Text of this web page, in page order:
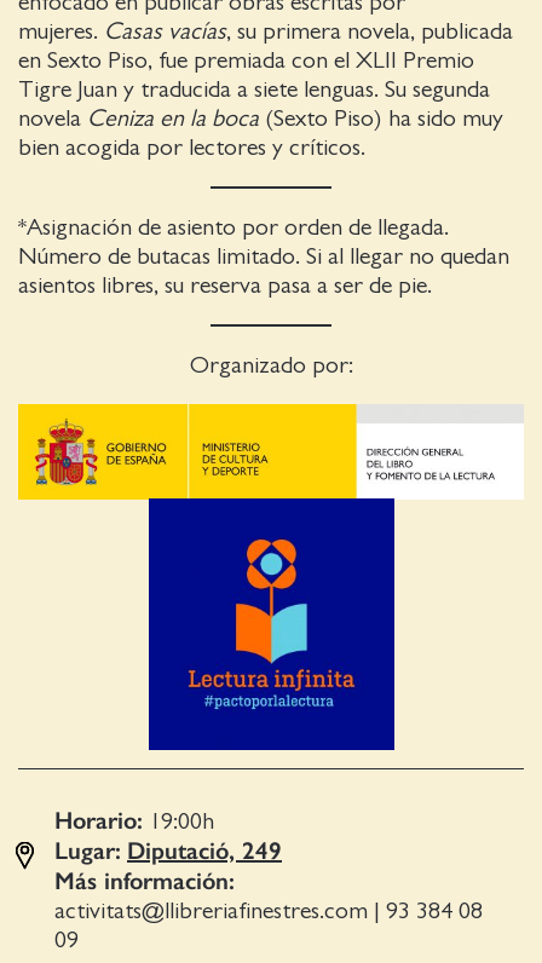
mujeres. Casas vacías, su primera novela, publicada
en Sexto Piso, fue premiada con el XLII Premio
Tigre Juan y traducida a siete lenguas. Su segunda
novela Ceniza en la boca (Sexto Piso) ha sido muy
bien acogida por lectores y críticos.
*Asignación de asiento por orden de llegada.
Número de butacas limitado. Si al llegar no quedan
asientos libres, su reserva pasa a ser de pie.
Organizado por:
Horario: 19:00 h
Lugar: Diputació, 249
Más información:
activitats@llibreriafinestres.com
93 384 08
09